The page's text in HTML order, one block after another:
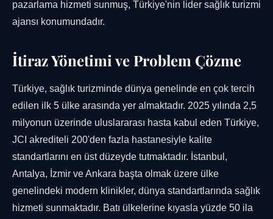
pazarlama hizmeti sunmuş, Türkiye'nin lider sağlık turizmi
ajansı konumundadır.
İtiraz Yönetimi ve Problem Çözme
Türkiye, sağlık turizminde dünya genelinde en çok tercih
edilen ilk 5 ülke arasında yer almaktadır. 2025 yılında 2,5
milyonun üzerinde uluslararası hasta kabul eden Türkiye,
JCI akrediteli 200'den fazla hastanesiyle kalite
standartlarını en üst düzeyde tutmaktadır. İstanbul,
Antalya, İzmir ve Ankara başta olmak üzere ülke
genelindeki modern klinikler, dünya standartlarında sağlık
hizmeti sunmaktadır. Batı ülkelerine kıyasla yüzde 50 ila